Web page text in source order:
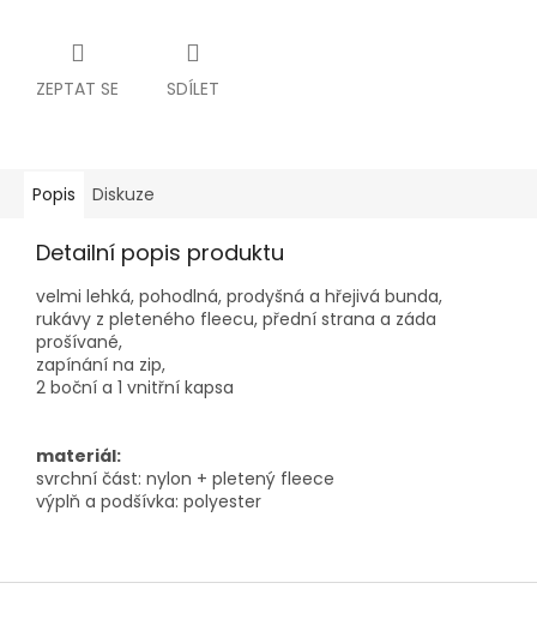
ZEPTAT SE SDÍLET
Popis Diskuze
Detailní popis produktu
velmi lehká, pohodlná, prodyšná a hřejivá bunda,
rukávy z pleteného fleecu, přední strana a záda
prošívané,
zapínání na zip,
2 boční a 1 vnitřní kapsa
materiál:
svrchní část: nylon + pletený fleece
výplň a podšívka: polyester
Z